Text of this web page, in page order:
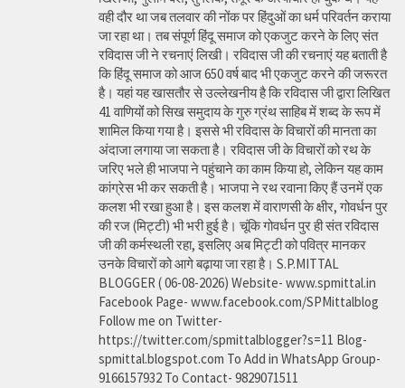
वही दौर था जब तलवार की नोंक पर हिंदुओं का धर्म परिवर्तन कराया
जा रहा था। तब संपूर्ण हिंदू समाज को एकजुट करने के लिए संत
रविदास जी ने रचनाएं लिखी। रविदास जी की रचनाएं यह बताती है
कि हिंदू समाज को आज 650 वर्ष बाद भी एकजुट करने की जरूरत
है। यहां यह खासतौर से उल्लेखनीय है कि रविदास जी द्वारा लिखित
41 वाणियोंं को सिख समुदाय के गुरु ग्रंथ साहिब में शब्द के रूप में
शामिल किया गया है। इससे भी रविदास के विचारों की मानता का
अंदाजा लगाया जा सकता है। रविदास जी के विचारों को रथ के
जरिए भले ही भाजपा ने पहुंचाने का काम किया हो, लेकिन यह काम
कांग्रेस भी कर सकती है। भाजपा ने रथ रवाना किए हैं उनमें एक
कलश भी रखा हुआ है। इस कलश में वाराणसी के क्षीर, गोवर्धन पुर
की रज (मिट्टी) भी भरी हुई है। चूंकि गोवर्धन पुर ही संत रविदास
जी की कर्मस्थली रहा, इसलिए अब मिट्टी को पवित्र मानकर
उनके विचारों को आगे बढ़ाया जा रहा है। S.P.MITTAL
BLOGGER ( 06-08-2026) Website- www.spmittal.in
Facebook Page- www.facebook.com/SPMittalblog
Follow me on Twitter-
https://twitter.com/spmittalblogger?s=11 Blog-
spmittal.blogspot.com To Add in WhatsApp Group-
9166157932 To Contact- 9829071511